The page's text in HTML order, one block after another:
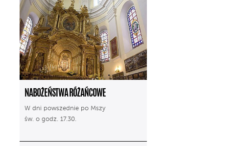
NABOŻEŃSTWA RÓŻAŃCOWE
W dni powszednie po Mszy
św. o godz. 17.30.